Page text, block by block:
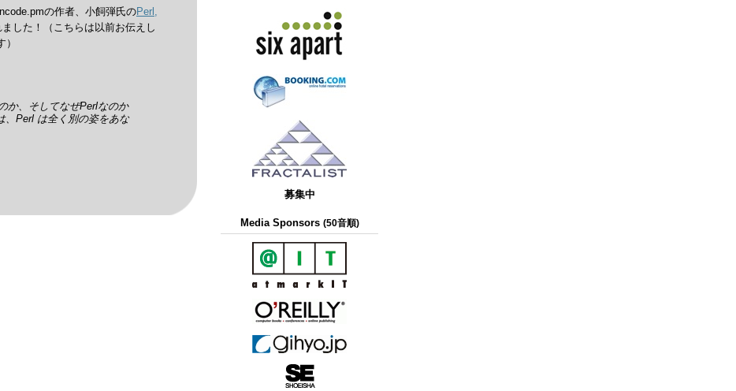
の作者、小飼弾氏のPerl,
した！（こちらは以前お伝えし
か、そしてなぜPerlなのか
、Perl は全く別の姿をあな
募集中
Media Sponsors (50音順)